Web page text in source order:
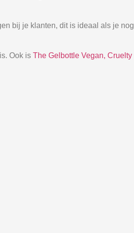
bij je klanten, dit is ideaal als je nog
Ook is The Gelbottle Vegan, Cruelty